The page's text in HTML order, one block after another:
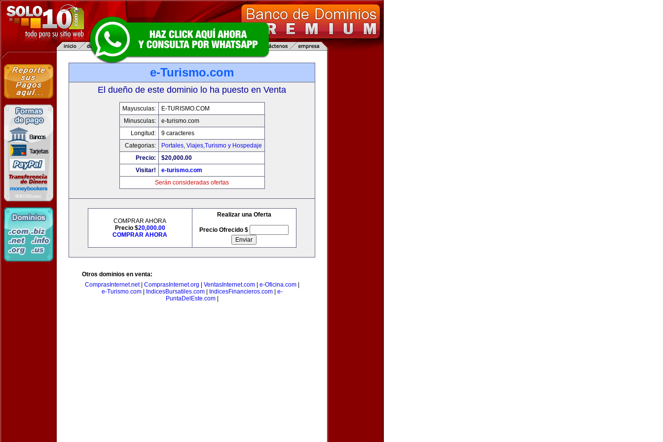
e-Turismo.com
El dueño de este dominio lo ha puesto en Venta
Mayusculas:
E-TURISMO.COM
Minusculas:
e-turismo.com
Longitud:
9 caracteres
Categorias:
Portales, Viajes,Turismo y Hospedaje
Precio:
$20,000.00
Visitar!
e-turismo.com
Serán consideradas ofertas
COMPRAR AHORA
Precio $20,000.00
COMPRAR AHORA
Realizar una Oferta
Precio Ofrecido $
Otros dominios en venta:
ComprasInternet.net| ComprasInternet.org VentasInternet.com| e-Oficina.com|
e-Turismo.com| IndicesBursatiles.com| IndicesFinancieros.com| e-
PuntaDelEste.com|